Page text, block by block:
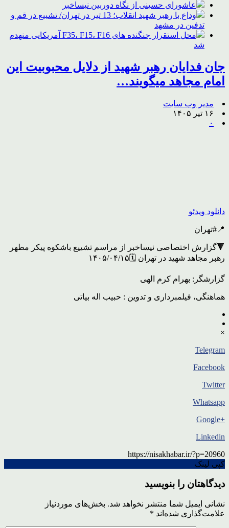
عاشورای حسینی از نگاه دوربین نیساخبر
وداع با رهبر شهید انقلاب؛ 13 تیر در تهران/ تشییع در قم و
تدفین در مشهد
محل استقرار جنگنده های F35، F15، F16 آمریکایی منهدم
شد
جان فدایان رهبر شهید از دلایل محبوبیت این
امام مجاهد میگویند…
مدیر وب سایت
۱۶ تیر ۱۴۰۵
۰
دانلود ویدئو
📍#تهران
🔻گزارش اختصاصی نیساخبر از مراسم تشییع باشکوه پیکر مطهر
رهبر مجاهد شهید در تهران 🗓۱۴۰۵/۰۴/۱۵
گزارشگر: بهرام کرم الهی
هماهنگی، فیلمبرداری و تدوین : حبیب اله بیاتی
×
Telegram
Facebook
Twitter
Whatsapp
+Google
Linkedin
https://nisakhabar.ir/?p=20960
کپی لینک
دیدگاهتان را بنویسید
نشانی ایمیل شما منتشر نخواهد شد. بخش‌های موردنیاز
علامت‌گذاری شده‌اند *